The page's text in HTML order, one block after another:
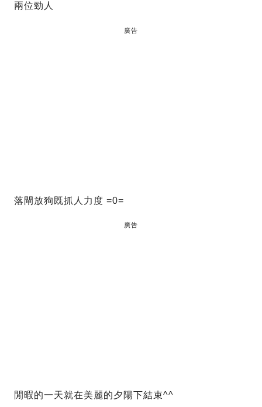
兩位勁人
廣告
落閘放狗既抓人力度 =0=
廣告
閒暇的一天就在美麗的夕陽下結束^^